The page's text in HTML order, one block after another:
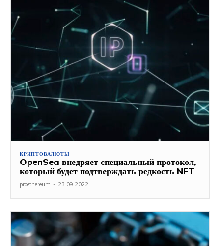
КРИПТОВАЛЮТЫ
OpenSea внедряет специальный протокол,
который будет подтверждать редкость NFT
proethereum - 23.09.2022